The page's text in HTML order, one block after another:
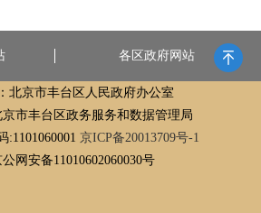
各区政府网站
北京市丰台区人民政府办公室
市丰台区政务服务和数据管理局
:1101060001 京ICP备20013709号-1
网安备11010602060030号